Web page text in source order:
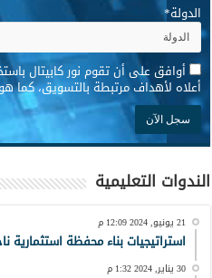
الدولة*
* أوافق على أن تقوم نور كابيتال
أعلاه لأهداف مرتبطة بالتسويق،
الندوات التعليمية
21 يونيو, 2024 12:09 م
استراتيجيات بناء محفظة استثمارية
30 يناير, 2024 1:32 م